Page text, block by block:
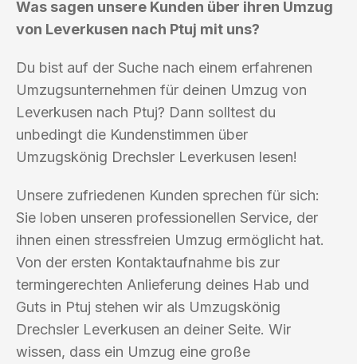
Was sagen unsere Kunden über ihren Umzug
von Leverkusen nach Ptuj mit uns?
Du bist auf der Suche nach einem erfahrenen
Umzugsunternehmen für deinen Umzug von
Leverkusen nach Ptuj? Dann solltest du
unbedingt die Kundenstimmen über
Umzugskönig Drechsler Leverkusen lesen!
Unsere zufriedenen Kunden sprechen für sich:
Sie loben unseren professionellen Service, der
ihnen einen stressfreien Umzug ermöglicht hat.
Von der ersten Kontaktaufnahme bis zur
termingerechten Anlieferung deines Hab und
Guts in Ptuj stehen wir als Umzugskönig
Drechsler Leverkusen an deiner Seite. Wir
wissen, dass ein Umzug eine große